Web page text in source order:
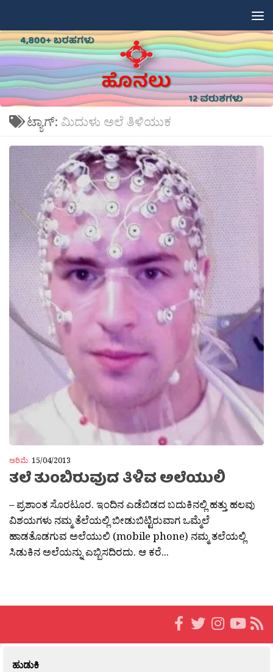
ಟ್ಯಾಗ್: ಮಿದುಳು ಅಲೆ ತಿಳಿಯುಕ
ಅರಿಮೆ 15/04/2013
ತಲೆ ತುಂಬಿರುವುದ ತಿಳಿವ ಅಲೆಯುಲಿ
– ಪ್ರಶಾಂತ ಸೊರಟೂರ. ಇಂದಿನ ಎಡೆಬಿಡದ ಬದುಕಿನಲ್ಲಿ ಹತ್ತು ಹಲವು
ವಿಶಯಗಳು ನಮ್ಮ ತೆಲೆಯಲ್ಲಿ ಬೀಡುಬಿಟ್ಟಿರುವಾಗ ಒಮ್ಮೆಲೆ
ಹಾಡತೊಡಗುವ ಅಲೆಯುಲಿ (mobile phone) ನಮ್ಮ ತಲೆಯಲ್ಲಿ
ಸಿಡುಕಿನ ಅಲೆಯನ್ನು ಎಬ್ಬಿಸದಿರದು. ಆ ಕರೆ...
ಹುಡುಕಿ